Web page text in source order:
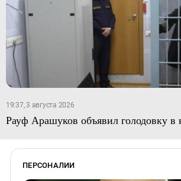
19:37, 3 августа 2026
Рауф Арашуков объявил голодовку в
ПЕРСОНАЛИИ